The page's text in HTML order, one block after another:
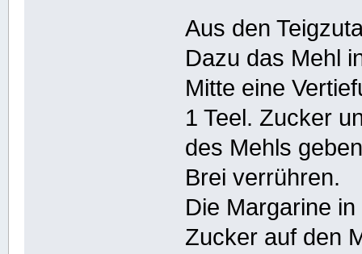
Aus den
Dazu das Mehl
Mitte eine
1 Teel. Zucker
des Mehls
Brei verrühren.
Die Margarine
Zucker auf den